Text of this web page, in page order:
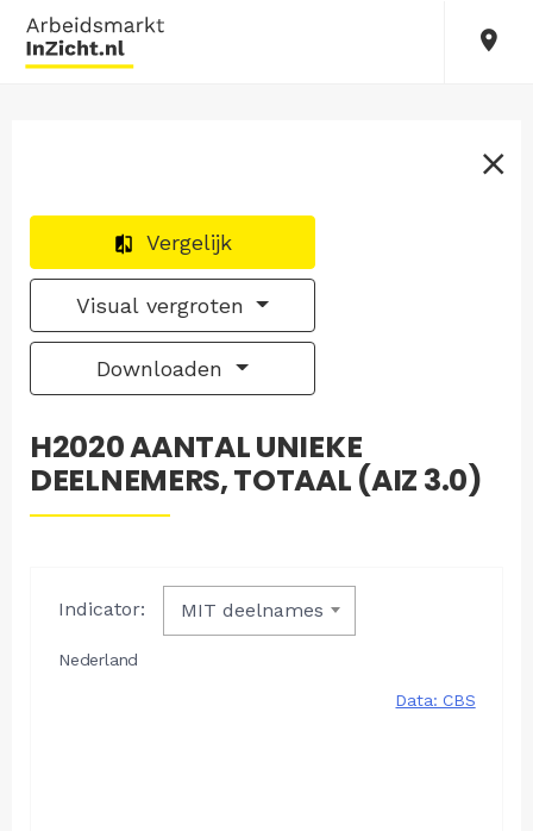
Vergelijk
Visual vergroten
Downloaden
H2020 AANTAL UNIEKE
DEELNEMERS, TOTAAL (AIZ 3.0)